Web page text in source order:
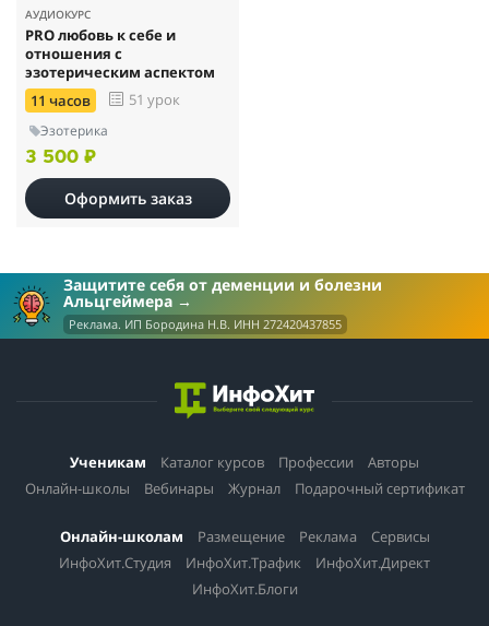
АУДИОКУРС
PRO любовь к себе и
отношения с
эзотерическим аспектом
11 часов
51 урок
Эзотерика
3 500 ₽
Оформить заказ
Защитите себя от деменции и болезни
Альцгеймера
Реклама. ИП Бородина Н.В. ИНН 272420437855
Ученикам Каталог курсов Профессии
Авторы
Онлайн-школы
Вебинары Журнал Подарочный сертификат
Онлайн-школам Размещение Реклама
Сервисы
ИнфоХит.Студия
ИнфоХит.Трафик
ИнфоХит.Директ
ИнфоХит.Блоги